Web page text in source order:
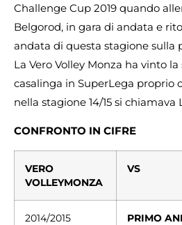
Challenge Cup 2019 quando
Belgorod, in gara di andata e
andata di questa stagione sulla
La Vero Volley Monza ha vinto
casalinga in SuperLega proprio
nella stagione 14/15 si chiamava
CONFRONTO IN CIFRE
VERO
VOLLEYMONZA
VS
2014/2015
PRIMO